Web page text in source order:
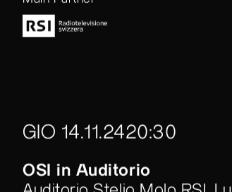
GIO 14.11.2420:30
OSI in Auditorio